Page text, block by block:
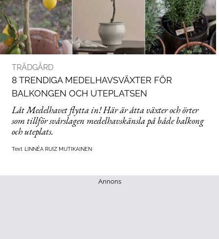
Resor
Mat & Dryck
Influencers
Mer
TRÄDGÅRD
8 TRENDIGA MEDELHAVSVÄXTER FÖR
BALKONGEN OCH UTEPLATSEN
Låt Medelhavet flytta in! Här är åtta växter och örter
som tillför svårslagen medelhavskänsla på både balkong
och uteplats.
Text LINNÉA RUIZ MUTIKAINEN
Annons